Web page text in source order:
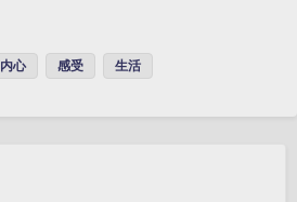
内心 感受 生活